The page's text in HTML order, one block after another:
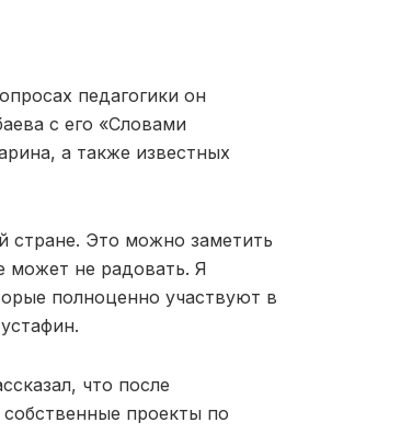
педагогики он
с его «Словами
а также известных
стране. Это можно заметить
может не радовать. Я
полноценно участвуют в
что после
проекты по